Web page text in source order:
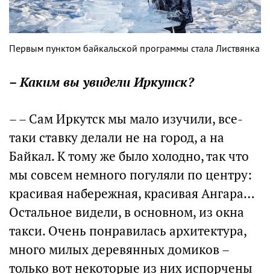
Первым пунктом байкальской программы стала Листвянка
– Каким вы увидели Иркутск?
– – Сам Иркутск мы мало изучили, все-
таки ставку делали не на город, а на
Байкал. К тому же было холодно, так что
мы совсем немного погуляли по центру:
красивая набережная, красивая Ангара…
Остальное видели, в основном, из окна
такси. Очень понравилась архитектура,
много милых деревянных домиков –
только вот некоторые из них испорчены